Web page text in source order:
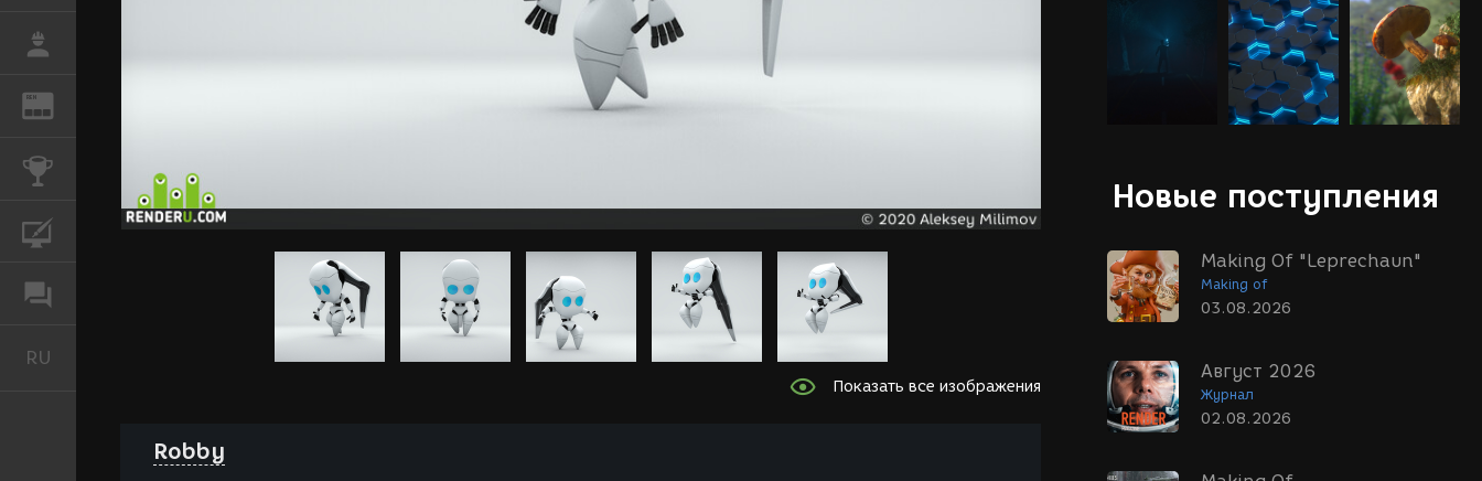
REN
RU
Новые поступления
Making Of "Leprechaun"
Making of
03.08.2026
Август 2026
Журнал
02.08.2026
Показать все изображения
Robby